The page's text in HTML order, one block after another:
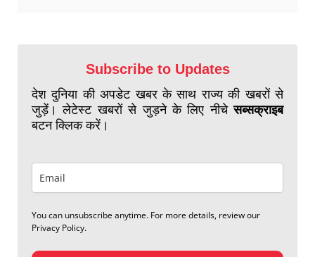
Subscribe to Updates
देश दुनिया की अपडेट खबर के साथ राज्य की खबरों से
जुड़ें। लेटेस्ट खबरों से जुड़ने के लिए नीचेसब्सक्राइब
बटन क्लिक करें।
You can unsubscribe anytime. For more details, review our
Privacy Policy.